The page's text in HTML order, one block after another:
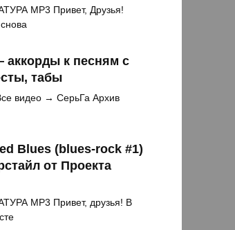
MP3 Привет, Друзья!
аккорды к песням с
табы
видео → СерьГа Архив
Blues (blues-rock #1)
от Проекта
MP3 Привет, друзья! В